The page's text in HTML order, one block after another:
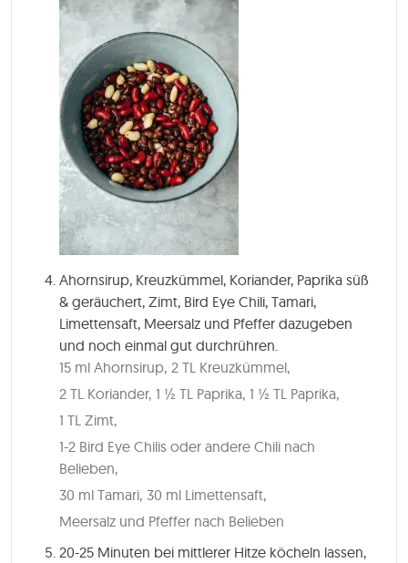
Ahornsirup, Kreuzkümmel, Koriander, Paprika süß
& geräuchert, Zimt, Bird Eye Chili, Tamari,
Limettensaft, Meersalz und Pfeffer dazugeben
und noch einmal gut durchrühren.
15 ml Ahornsirup, 2 TL Kreuzkümmel,
2 TL Koriander, 1 ½ TL Paprika, 1 ½ TL Paprika,
1 TL Zimt,
1-2 Bird Eye Chilis oder andere Chili nach
Belieben,
30 ml Tamari, 30 ml Limettensaft,
Meersalz und Pfeffer nach Belieben
20-25 Minuten bei mittlerer Hitze köcheln lassen,